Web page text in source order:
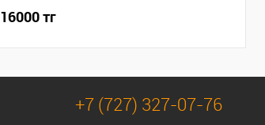
16000 тг
+7 (727) 327-07-76